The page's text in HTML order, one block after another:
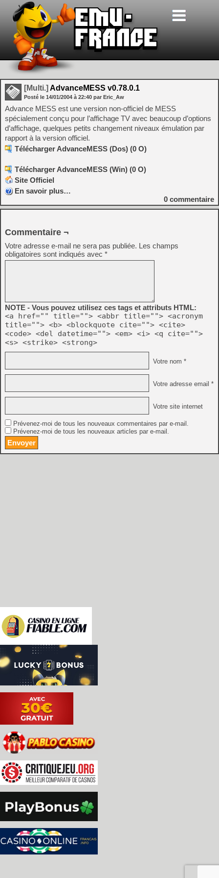
[Multi.] AdvanceMESS v0.78.0.1
Posté le 14/01/2004 à 22:40 par Eric_Aw
Advance MESS est une version non-officiel de MESS
spécialement conçu pour l’affichage TV avec beaucoup d’options
d’affichage, quelques petits changement niveaux émulation par
rapport à la version officiel.
Télécharger AdvanceMESS (Dos) (0 O)
Télécharger AdvanceMESS (Win) (0 O)
Site Officiel
En savoir plus…
0 commentaire
Commentaire ¬
Votre adresse e-mail ne sera pas publiée. Les champs
obligatoires sont indiqués avec *
NOTE - Vous pouvez utilisez ces tags et attributs HTML:
<a href="" title=""> <abbr title=""> <acronym
title=""> <b> <blockquote cite=""> <cite>
<code> <del datetime=""> <em> <i> <q cite="">
<s> <strike> <strong>
Votre nom *
Votre adresse email *
Votre site internet
Prévenez-moi de tous les nouveaux commentaires par e-mail.
Prévenez-moi de tous les nouveaux articles par e-mail.